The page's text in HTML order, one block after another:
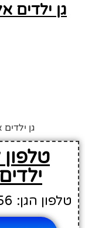
גן ילדים
גן
טלפון הגן: 02-6263756